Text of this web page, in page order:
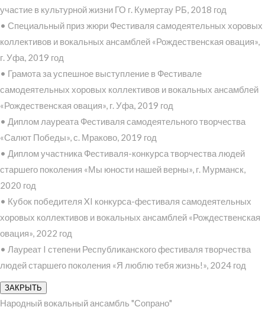
участие в культурной жизни ГО г. Кумертау РБ, 2018 год
• Специальный приз жюри Фестиваля самодеятельных хоровых
коллективов и вокальных ансамблей «Рождественская овация»,
г. Уфа, 2019 год
• Грамота за успешное выступление в Фестивале
самодеятельных хоровых коллективов и вокальных ансамблей
«Рождественская овация», г. Уфа, 2019 год
• Диплом лауреата Фестиваля самодеятельного творчества
«Салют Победы», с. Мраково, 2019 год
• Диплом участника Фестиваля-конкурса творчества людей
старшего поколения «Мы юности нашей верны», г. Мурманск,
2020 год
• Кубок победителя XI конкурса-фестиваля самодеятельных
хоровых коллективов и вокальных ансамблей «Рождественская
овация», 2022 год
• Лауреат I степени Республиканского фестиваля творчества
людей старшего поколения «Я люблю тебя жизнь!», 2024 год
ЗАКРЫТЬ
Народный вокальный ансамбль "Сопрано"